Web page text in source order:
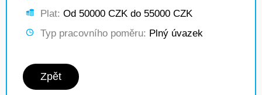
Plat: Od 50000 CZK do 55000 CZK
Typ pracovního poměru: Plný úvazek
Zpět